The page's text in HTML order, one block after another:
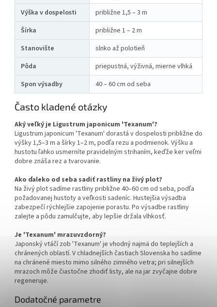
Výška v dospelosti
približne 1,5 – 3 m
Šírka
približne 1 – 2 m
Stanovište
slnko až polotieň
Pôda
priepustná, výživná, mierne vlhká
Spon výsadby
40 – 60 cm od seba
Často kladené otázky
Aký veľký je Ligustrum japonicum 'Texanum'?
Ligustrum japonicum 'Texanum' dorastá v dospelosti približne do
výšky 1,5–3 m a šírky 1–2 m, podľa rezu a podmienok. Výšku a
hustotu ľahko usmerníte pravidelným strihaním, keďže ker veľmi
dobre znáša rez a tvarovanie.
Ako ďaleko od seba sadiť rastliny na živý plot?
Na živý plot sadíme rastliny približne 40–60 cm od seba, podľa
požadovanej hustoty a veľkosti sadeníc. Hustejšia výsadba
zabezpečí rýchlejšie zapojenie porastu. Po výsadbe rastliny
zalejte a pôdu zamulčujte, aby lepšie držala vlhkosť.
Je 'Texanum' mrazuvzdorný?
Japonský vtáčí zob 'Texanum' je vhodný najmä do teplejších a
chránených oblastí. V chladnejších častiach Slovenska ho sadíme
na chránené miesto mimo silného zimného vetra; pri silnejších
mrazoch môže čiastočne zhodiť listy, ale na jar zvyčajne dobre
regeneruje.
Dodatočné parametre